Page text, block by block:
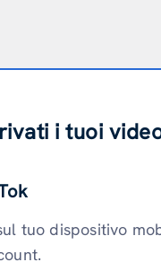
​​i tuoi
tuo dispositivo